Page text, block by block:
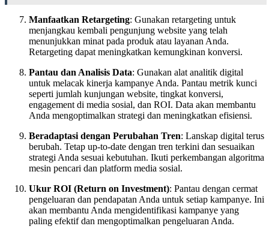
Manfaatkan Retargeting: Gunakan retargeting untuk
menjangkau kembali pengunjung website yang telah
menunjukkan minat pada produk atau layanan Anda.
Retargeting dapat meningkatkan kemungkinan konversi.
Pantau dan Analisis Data: Gunakan alat analitik digital
untuk melacak kinerja kampanye Anda. Pantau metrik kunci
seperti jumlah kunjungan website, tingkat konversi,
engagement di media sosial, dan ROI. Data akan membantu
Anda mengoptimalkan strategi dan meningkatkan efisiensi.
Beradaptasi dengan Perubahan Tren: Lanskap digital terus
berubah. Tetap up-to-date dengan tren terkini dan sesuaikan
strategi Anda sesuai kebutuhan. Ikuti perkembangan algoritma
mesin pencari dan platform media sosial.
Ukur ROI (Return on Investment): Pantau dengan cermat
pengeluaran dan pendapatan Anda untuk setiap kampanye. Ini
akan membantu Anda mengidentifikasi kampanye yang
paling efektif dan mengoptimalkan pengeluaran Anda.